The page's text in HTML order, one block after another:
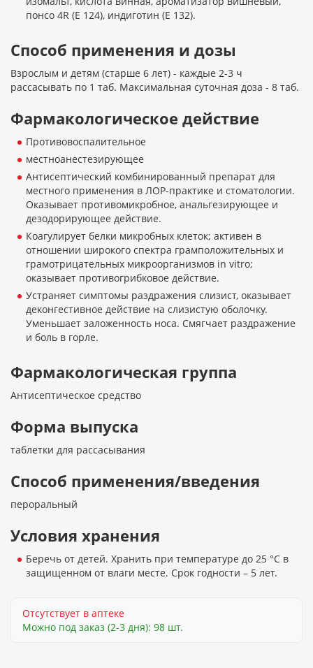
понсо 4R (E 124), индиготин (E 132).
Способ применения и дозы
Взрослым и детям (старше 6 лет) - каждые 2-3 ч
рассасывать по 1 таб. Максимальная суточная доза - 8 таб.
Фармакологическое действие
Противовоспалительное
местноанестезирующее
Антисептический комбинированный препарат для
местного применения в ЛОР-практике и стоматологии.
Оказывает противомикробное, анальгезирующее и
дезодорирующее действие.
Коагулирует белки микробных клеток; активен в
отношении широкого спектра грамположительных и
грамотрицательных микроорганизмов in vitro;
оказывает противогрибковое действие.
Устраняет симптомы раздражения слизист, оказывает
деконгестивное действие на слизистую оболочку.
Уменьшает заложенность носа. Смягчает раздражение
и боль в горле.
Фармакологическая группа
Антисептическое средство
Форма выпуска
таблетки для рассасывания
Способ применения/введения
пероральный
Условия хранения
Беречь от детей. Хранить при температуре до 25 °C в
защищенном от влаги месте. Срок годности – 5 лет.
Отсутствует в аптеке
Можно под заказ (2-3 дня): 98 шт.